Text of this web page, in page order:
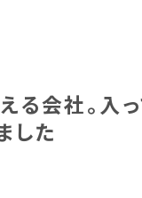
る会社。入っ
した